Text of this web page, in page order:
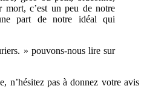
mort, c’est un peu de notre
part de notre idéal qui
» pouvons-nous lire sur
n’hésitez pas à donnez votre avis